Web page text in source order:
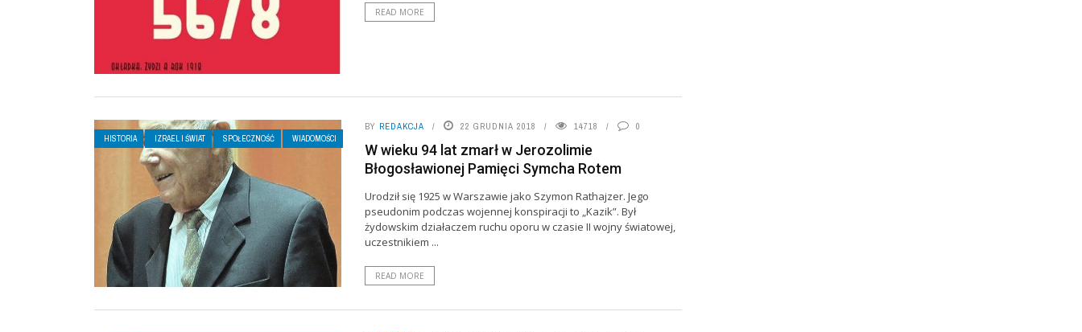
READ MORE
HISTORIA IZRAEL I ŚWIAT SPOŁECZNOŚĆ WIADOMOŚCI
BY REDAKCJA 22 GRUDNIA 2018 14718 0
W wieku 94 lat zmarł w Jerozolimie
Błogosławionej Pamięci Symcha Rotem
Urodził się 1925 w Warszawie jako Szymon Rathajzer. Jego
pseudonim podczas wojennej konspiracji to „Kazik”. Był
żydowskim działaczem ruchu oporu w czasie II wojny światowej,
uczestnikiem ...
READ MORE